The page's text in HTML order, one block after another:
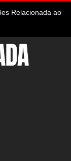
Relacionada ao